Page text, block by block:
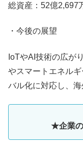
総資産：52億2,697
・今後の展望
IoTやAI技術の広が
やスマートエネル
バル化に対応し、海
★企業の